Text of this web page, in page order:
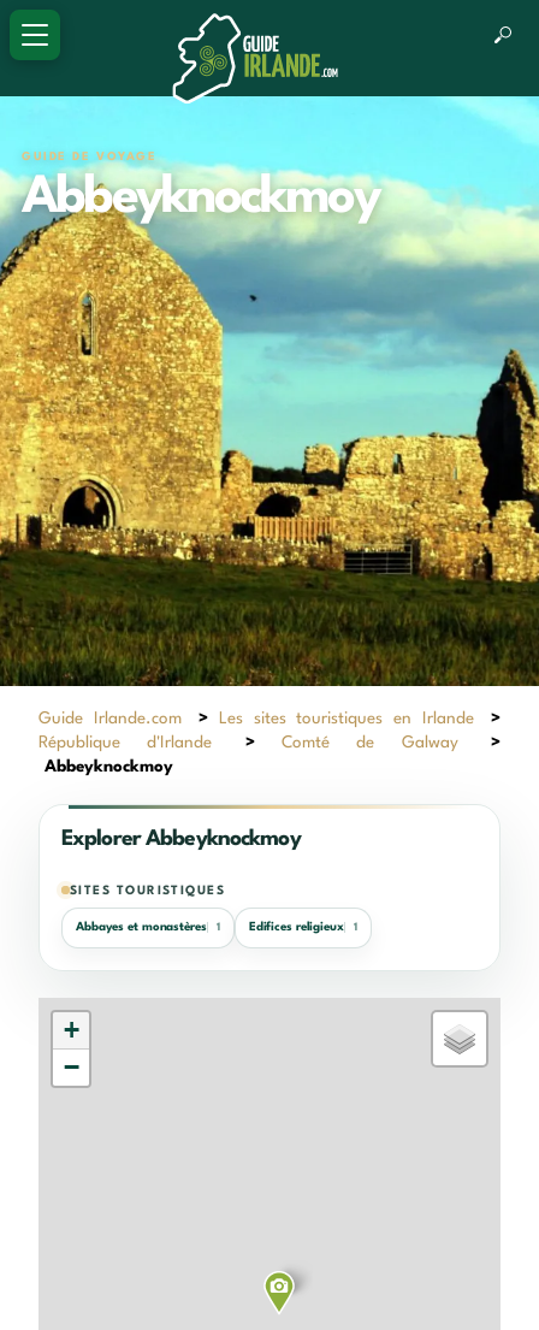
GUIDE DE VOYAGE
Abbeyknockmoy
Guide Irlande.com > Les sites touristiques en Irlande
>
République d'Irlande
>Comté de Galway
>
Abbeyknockmoy
Explorer Abbeyknockmoy
SITES TOURISTIQUES
Abbayes et monastères 1 Edifices religieux 1
+
−